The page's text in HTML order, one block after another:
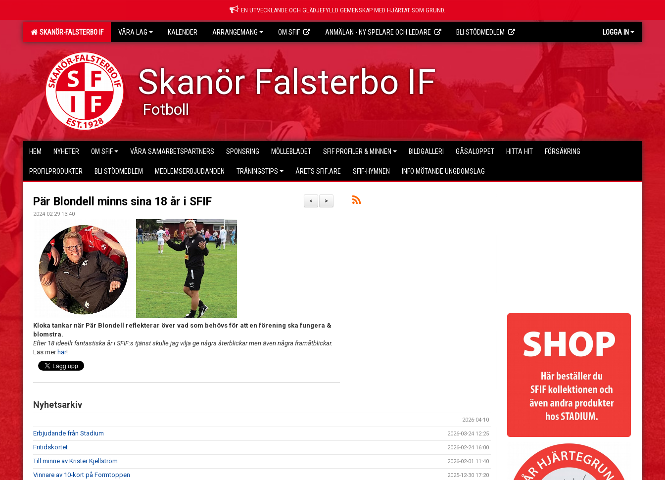
EN UTVECKLANDE OCH GLÄDJEFYLLD GEMENSKAP MED HJÄRTAT SOM GRUND.
SKANÖR-FALSTERBO IF VÅRA LAG KALENDER ARRANGEMANG OM SFIF ANMÄLAN - NY SPELARE OCH LEDARE BLI STÖDMEDLEM LOGGA IN
Skanör Falsterbo IF
Fotboll
HEM NYHETER OM SFIF VÅRA SAMARBETSPARTNERS SPONSRING MÖLLEBLADET SFIF PROFILER & MINNEN BILDGALLERI GÅSALOPPET HITTA HIT FÖRSÄKRING
PROFILPRODUKTER BLI STÖDMEDLEM MEDLEMSERBJUDANDEN TRÄNINGSTIPS ÅRETS SFIF:ARE SFIF-HYMNEN INFO MÖTANDE UNGDOMSLAG
>
<
Pär Blondell minns sina 18 år i SFIF
2024-02-29 13:40
Kloka tankar när Pär Blondell reflekterar över vad som behövs för att en förening ska fungera &
blomstra.
Efter 18 ideellt fantastiska år i SFIF:s tjänst skulle jag vilja ge några återblickar men även några framåtblickar.
Läs mer här!
Nyhetsarkiv
2026-04-10
Erbjudande från Stadium 2026-03-24 12:25
Fritidskortet 2026-02-24 16:00
Till minne av Krister Kjellström 2026-02-01 11:40
Vinnare av 10-kort på Formtoppen 2025-12-30 17:20